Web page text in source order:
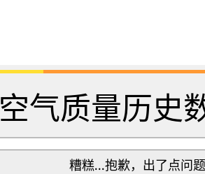
空气质量历史
糟糕...抱歉，出了点问题